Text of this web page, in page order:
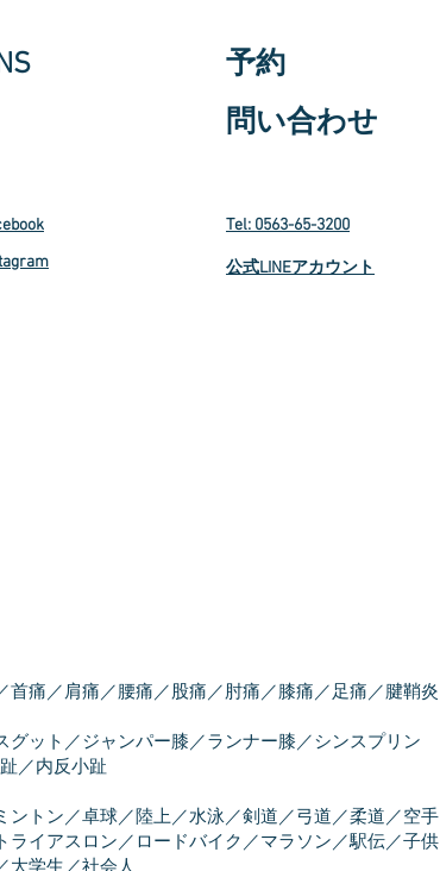
予約
問い合わせ
Tel: 0563-65-3200
​公式LINEアカウント
痛／肩痛／腰痛／股痛／肘痛／膝痛／足痛／腱鞘炎
ット／ジャンパー膝／ランナー膝／シンスプリン
／内反小趾
トン／卓球／陸上／水泳／剣道／弓道／柔道／空手
イアスロン／ロードバイク／マラソン／駅伝／子供